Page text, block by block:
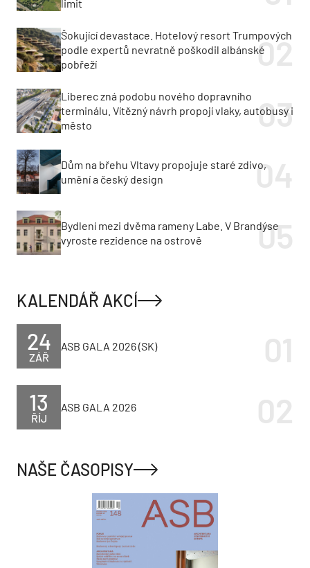
limit
Šokující devastace. Hotelový resort Trumpových
podle expertů nevratně poškodil albánské
pobřeží
Liberec zná podobu nového dopravního
terminálu. Vítězný návrh propojí vlaky, autobusy i
město
Dům na břehu Vltavy propojuje staré zdivo,
umění a český design
Bydlení mezi dvěma rameny Labe. V Brandýse
vyroste rezidence na ostrově
KALENDÁŘ AKCÍ
ZÁŘ
24 ASB GALA 2026 (SK)
ŘÍJ
13 ASB GALA 2026
NAŠE ČASOPISY